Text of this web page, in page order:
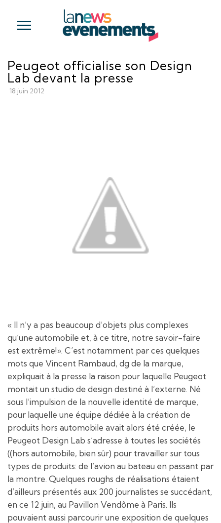
Peugeot officialise son Design
Lab devant la presse
18 juin 2012
« Il n’y a pas beaucoup d’objets plus complexes
qu’une automobile et, à ce titre, notre savoir-faire
est extrême!». C’est notamment par ces quelques
mots que Vincent Rambaud, dg de la marque,
expliquait à la presse la raison pour laquelle Peugeot
montait un studio de design destiné à l’externe. Né
sous l’impulsion de la nouvelle identité de marque,
pour laquelle une équipe dédiée à la création de
produits hors automobile avait alors été créée, le
Peugeot Design Lab s’adresse à toutes les sociétés
((hors automobile, bien sûr) pour travailler sur tous
types de produits: de l’avion au bateau en passant par
la montre. Quelques roughs de réalisations étaient
d’ailleurs présentés aux 200 journalistes se succédant,
en ce 12 juin, au Pavillon Vendôme à Paris. Ils
pouvaient aussi parcourir une exposition de quelques